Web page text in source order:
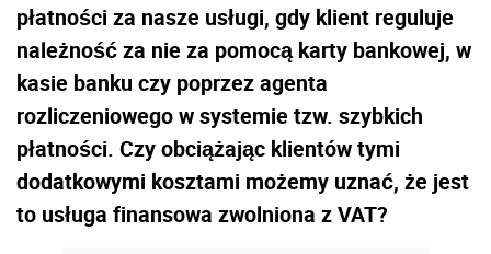
płatności za na­sze usługi, gdy klient reguluje
należność za nie za pomocą karty bankowej, w
kasie banku czy poprzez agenta
rozliczeniowego w systemie tzw. szybkich
płatności. Czy obciążając klientów tymi
dodatkowy­mi kosztami możemy uznać, że jest
to usługa finansowa zwolniona z VAT?